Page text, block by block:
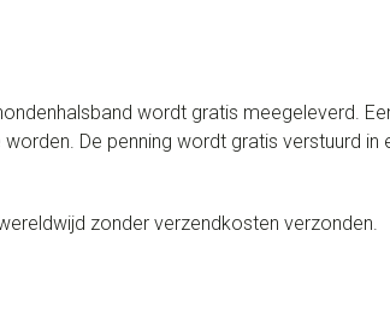
wordt gratis meegeleverd.
De penning wordt gratis verstuurd
zonder verzendkosten verzonden.